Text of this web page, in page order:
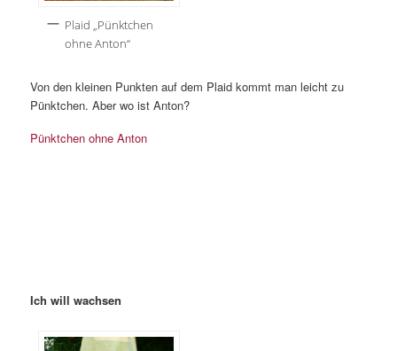
Plaid „Pünktchen
ohne Anton“
Von den kleinen Punkten auf dem Plaid kommt man leicht zu
Pünktchen. Aber wo ist Anton?
Pünktchen ohne Anton
Ich will wachsen